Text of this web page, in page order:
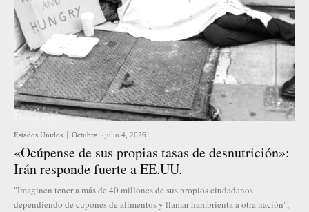
Estados Unidos Octubre - julio 4, 2026
«Ocúpense de sus propias tasas de desnutrición»:
Irán responde fuerte a EE.UU.
"Imaginen tener a más de 40 millones de sus propios ciudadanos
dependiendo de cupones de alimentos y llamar hambrienta a otra nación",